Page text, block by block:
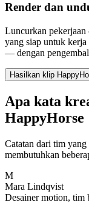
Render dan
Luncurkan
yang siap untuk
— dengan
Hasilkan klip
Apa kata
HappyHorse
Catatan dari tim
membutuhkan
M
Mara Lindqvist
Desainer motion, tim